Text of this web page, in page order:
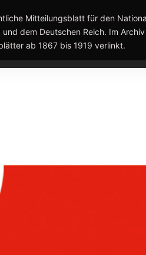
Mitteilungsblatt für den
dem Deutschen Reich. Im
ab 1867 bis 1919 verlinkt.